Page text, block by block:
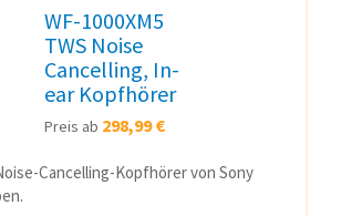
WF-1000XM5
TWS Noise
Cancelling, In-
ear Kopfhörer
Preis ab 298,99 €
Cancelling-Kopfhörer von Sony